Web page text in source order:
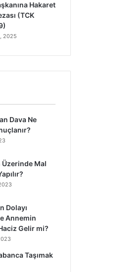
Hakaret
(TCK
2025
Dava Ne
Mal
Dolayı
Annemin
Gelir mi?
Taşımak